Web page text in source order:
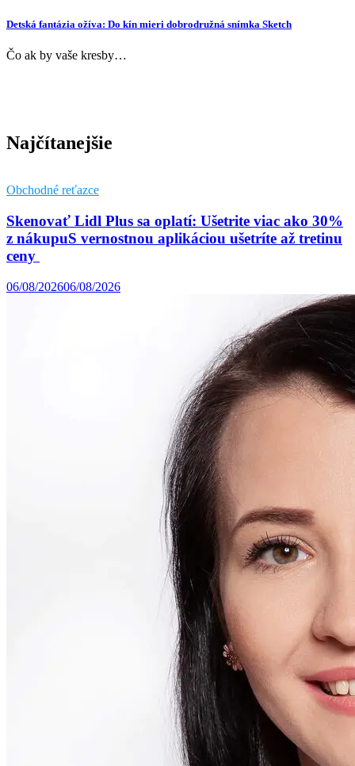
Detská fantázia ožíva: Do kín mieri dobrodružná snímka Sketch
Čo ak by vaše kresby…
Najčítanejšie
Obchodné reťazce
Skenovať Lidl Plus sa oplatí: Ušetrite viac ako 30%
z nákupuS vernostnou aplikáciou ušetríte až tretinu
ceny
06/08/202606/08/2026